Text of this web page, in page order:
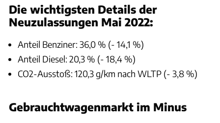
Die wichtigsten Details der
Neuzulassungen Mai 2022:
Anteil Benziner: 36,0 % (- 14,1 %)
Anteil Diesel: 20,3 % (- 18,4 %)
CO2-Ausstoß: 120,3 g/km nach WLTP (- 3,8 %)
Gebrauchtwagenmarkt im Minus